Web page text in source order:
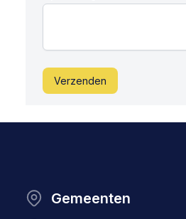
Verzenden
Gemeenten